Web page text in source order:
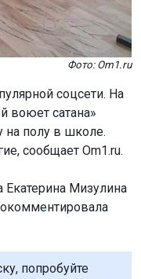
Фото: Om1.ru
соцсети. На
воюет сатана»
на полу в школе.
сообщает Om1.ru.
Екатерина Мизулина
попробуйте